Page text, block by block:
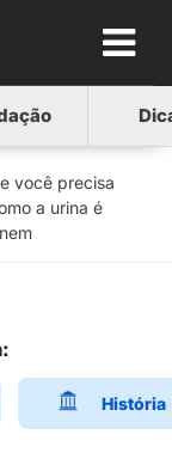
você precisa
a urina é
História